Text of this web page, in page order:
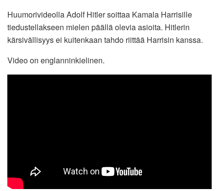
Huumorivideolla Adolf Hitler soittaa Kamala Harrisille
tiedustellakseen mielen päällä olevia asioita. Hitlerin
kärsivällisyys ei kuitenkaan tahdo riittää Harrisin kanssa.
Video on englanninkielinen.